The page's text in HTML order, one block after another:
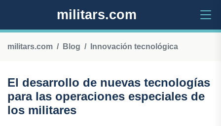
militars.com
militars.com Blog Innovación tecnológica
El desarrollo de nuevas tecnologías
para las operaciones especiales de
los militares